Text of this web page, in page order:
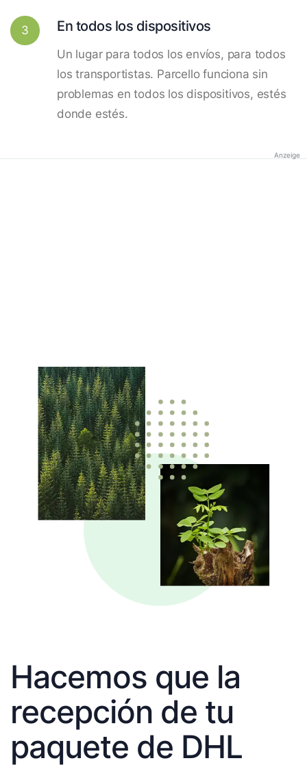
3 En todos los dispositivos
Un lugar para todos los envíos, para todos
los transportistas. Parcello funciona sin
problemas en todos los dispositivos, estés
donde estés.
Anzeige
Hacemos que la
recepción de tu
paquete de DHL